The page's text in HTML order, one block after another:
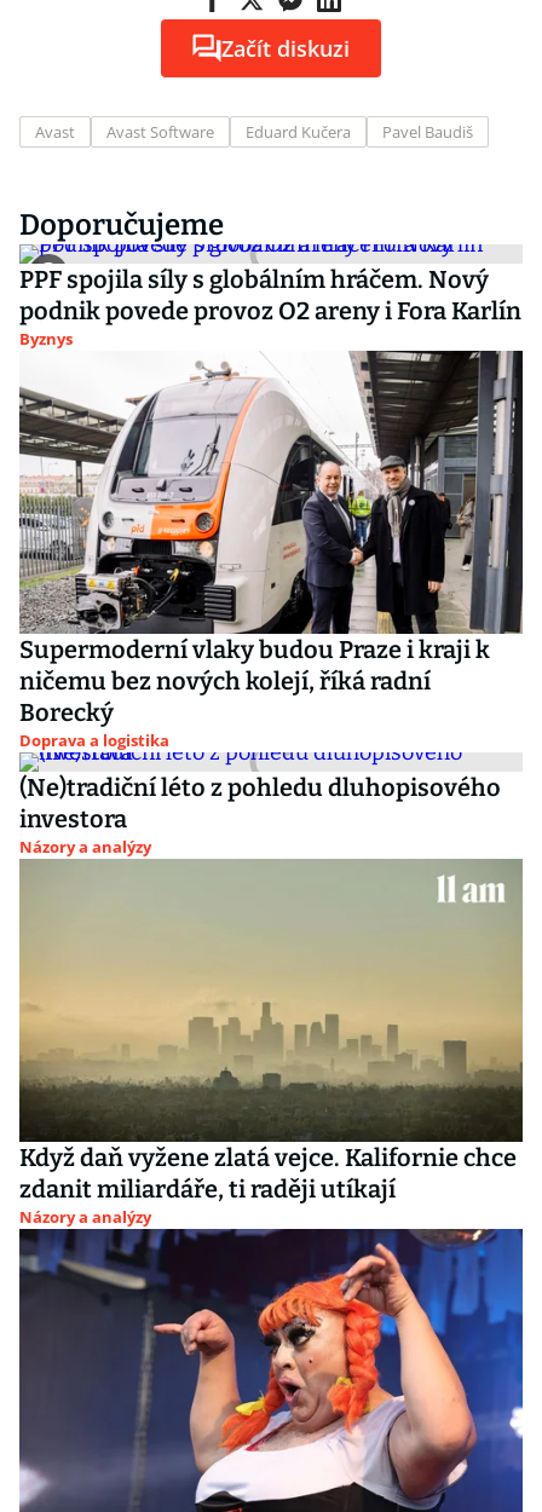
Začít diskuzi
Avast Avast Software Eduard Kučera Pavel Baudiš
Doporučujeme
PPF spojila síly s globálním hráčem. Nový
podnik povede provoz O2 areny i Fora Karlín
Byznys
Supermoderní vlaky budou Praze i kraji k
ničemu bez nových kolejí, říká radní
Borecký
Doprava a logistika
(Ne)tradiční léto z pohledu dluhopisového
investora
Názory a analýzy
Když daň vyžene zlatá vejce. Kalifornie chce
zdanit miliardáře, ti raději utíkají
Názory a analýzy